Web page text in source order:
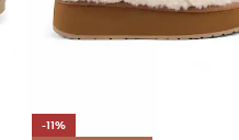
-11%